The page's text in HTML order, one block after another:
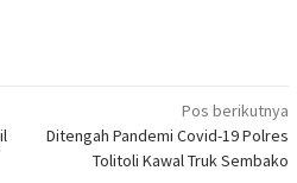
Pos berikutnya
Ditengah Pandemi Covid-19 Polres
Tolitoli Kawal Truk Sembako